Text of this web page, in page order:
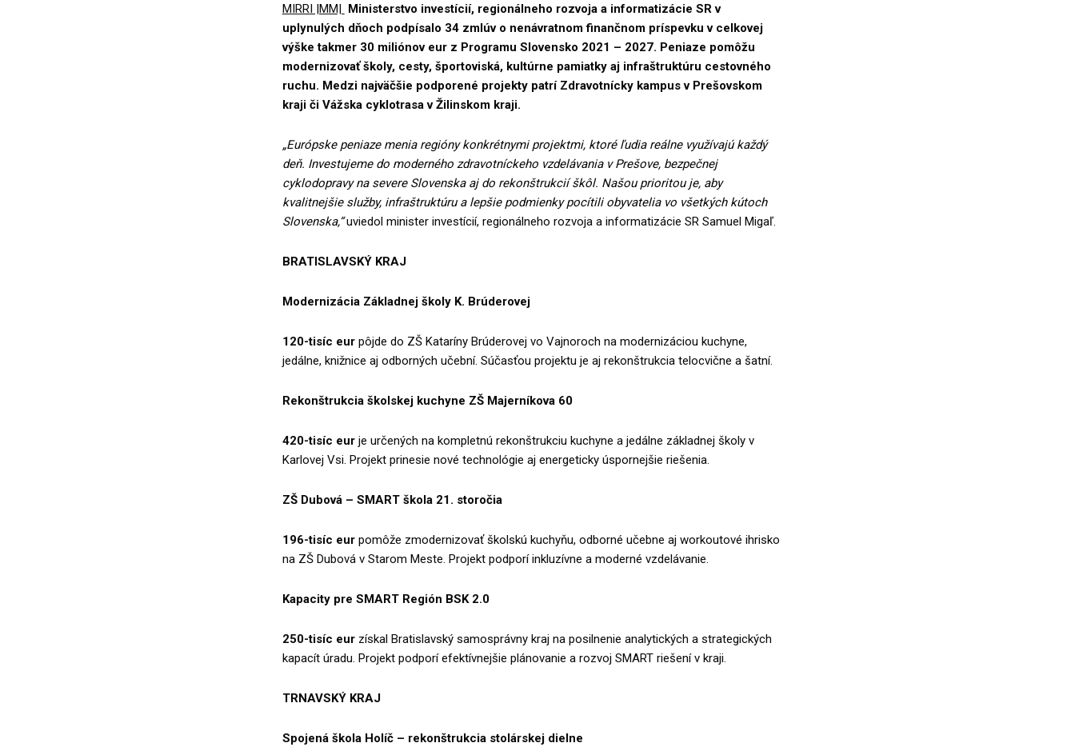
MIRRI |MM|
Ministerstvo investícií, regionálneho rozvoja a informatizácie SR v
uplynulých dňoch podpísalo 34 zmlúv o nenávratnom finančnom príspevku v celkovej
výške takmer 30 miliónov eur z Programu Slovensko 2021 – 2027. Peniaze pomôžu
modernizovať školy, cesty, športoviská, kultúrne pamiatky aj infraštruktúru cestovného
ruchu. Medzi najväčšie podporené projekty patrí Zdravotnícky kampus v Prešovskom
kraji či Vážska cyklotrasa v Žilinskom kraji.
„Európske peniaze menia regióny konkrétnymi projektmi, ktoré ľudia reálne využívajú každý
deň. Investujeme do moderného zdravotníckeho vzdelávania v Prešove, bezpečnej
cyklodopravy na severe Slovenska aj do rekonštrukcií škôl. Našou prioritou je, aby
kvalitnejšie služby, infraštruktúru a lepšie podmienky pocítili obyvatelia vo všetkých kútoch
Slovenska,“uviedol minister investícií, regionálneho rozvoja a informatizácie SR Samuel Migaľ.
BRATISLAVSKÝ KRAJ
Modernizácia Základnej školy K. Brúderovej
120-tisíc eurpôjde do ZŠ Kataríny Brúderovej vo Vajnoroch na modernizáciou kuchyne,
jedálne, knižnice aj odborných učební. Súčasťou projektu je aj rekonštrukcia telocvične a šatní.
Rekonštrukcia školskej kuchyne ZŠ Majerníkova 60
420-tisíc eurje určených na kompletnú rekonštrukciu kuchyne a jedálne základnej školy v
Karlovej Vsi. Projekt prinesie nové technológie aj energeticky úspornejšie riešenia.
ZŠ Dubová – SMART škola 21. storočia
196-tisíc eurpomôže zmodernizovať školskú kuchyňu, odborné učebne aj workoutové ihrisko
na ZŠ Dubová v Starom Meste. Projekt podporí inkluzívne a moderné vzdelávanie.
Kapacity pre SMART Región BSK 2.0
250-tisíc eurzískal Bratislavský samosprávny kraj na posilnenie analytických a strategických
kapacít úradu. Projekt podporí efektívnejšie plánovanie a rozvoj SMART riešení v kraji.
TRNAVSKÝ KRAJ
Spojená škola Holíč – rekonštrukcia stolárskej dielne